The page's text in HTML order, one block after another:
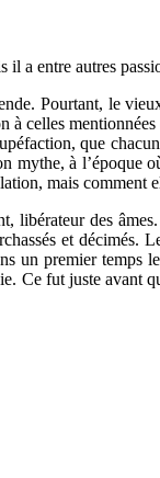
a entre autres
Pourtant, le
celles
que
à l’époque
mais comment
libérateur des
et décimés.
premier temps
Ce fut juste